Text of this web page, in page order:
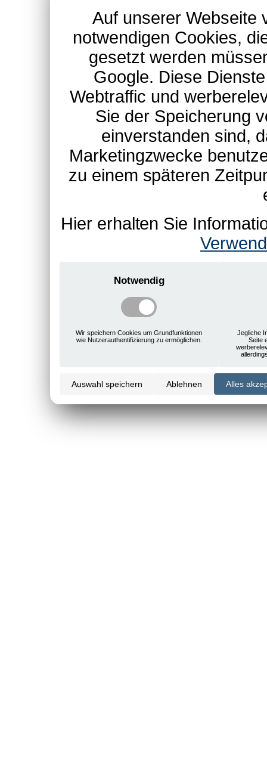
Auf unserer Webseite
notwendigen Cookies,
gesetzt werden
Google. Diese
Webtraffic und
Sie der Speicherung
einverstanden sind,
Marketingzwecke
zu einem späteren
Hier erhalten Sie
Notwendig
Wir speichern Cookies um Grundfunktionen
wie Nutzerauthentifizierung zu ermöglichen.
Jegliche
Seite
Auswahl speichern Ablehnen Alles